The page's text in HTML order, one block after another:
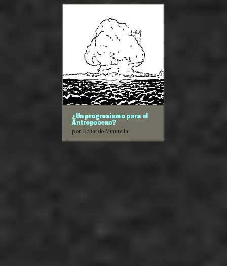
¿Un progresismo para el
Antropoceno?
por Eduardo Minutella